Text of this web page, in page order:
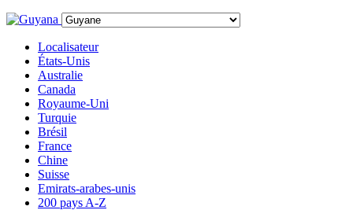
Localisateur
États-Unis
Australie
Canada
Royaume-Uni
Turquie
Brésil
France
Chine
Suisse
Emirats-arabes-unis
200 pays A-Z